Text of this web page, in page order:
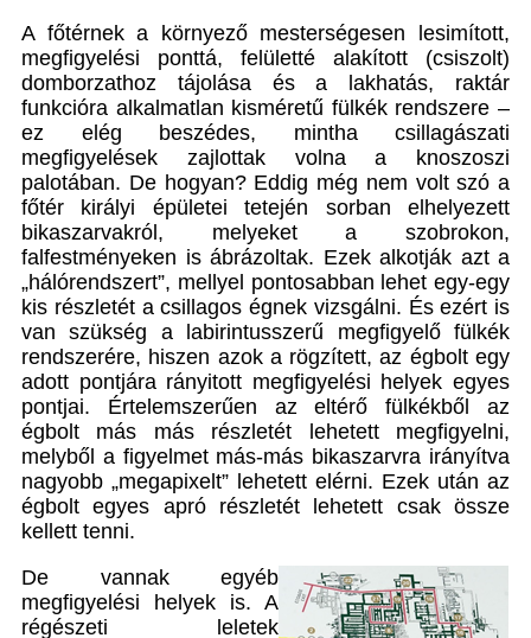
A főtérnek a környező mesterségesen lesimított,
megfigyelési ponttá, felületté alakított (csiszolt)
domborzathoz tájolása és a lakhatás, raktár
funkcióra alkalmatlan kisméretű fülkék rendszere –
ez elég beszédes, mintha csillagászati
megfigyelések zajlottak volna a knoszoszi
palotában. De hogyan? Eddig még nem volt szó a
főtér királyi épületei tetején sorban elhelyezett
bikaszarvakról, melyeket a szobrokon,
falfestményeken is ábrázoltak. Ezek alkotják azt a
„hálórendszert”, mellyel pontosabban lehet egy-egy
kis részletét a csillagos égnek vizsgálni. És ezért is
van szükség a labirintusszerű megfigyelő fülkék
rendszerére, hiszen azok a rögzített, az égbolt egy
adott pontjára rányitott megfigyelési helyek egyes
pontjai. Értelemszerűen az eltérő fülkékből az
égbolt más más részletét lehetett megfigyelni,
melyből a figyelmet más-más bikaszarvra irányítva
nagyobb „megapixelt” lehetett elérni. Ezek után az
égbolt egyes apró részletét lehetett csak össze
kellett tenni.
De vannak egyéb
megfigyelési helyek is. A
régészeti leletek